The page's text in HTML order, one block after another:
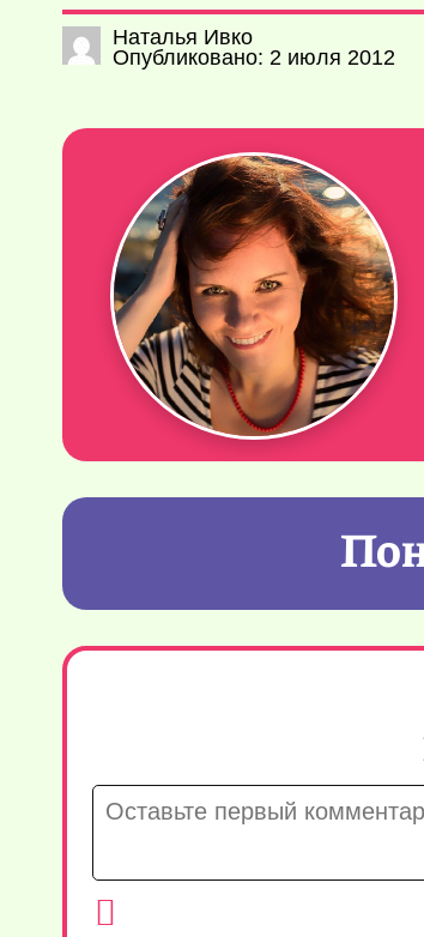
Наталья Ивко
Опубликовано: 2 июля 2012